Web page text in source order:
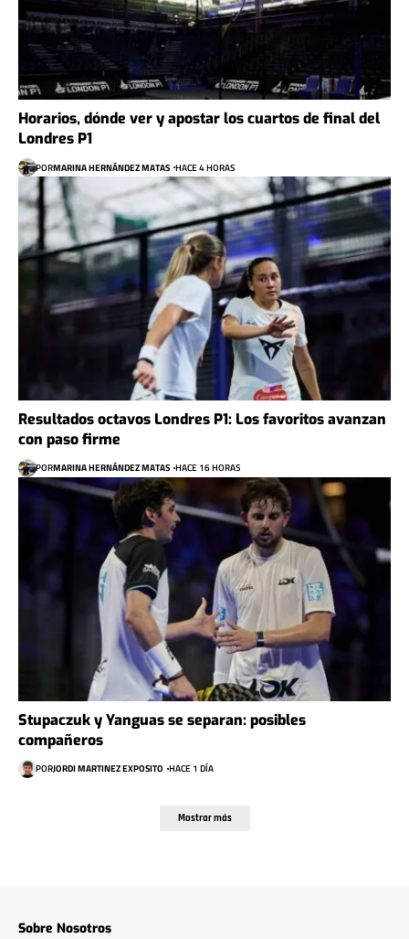
Horarios, dónde ver y apostar los cuartos de final del
Londres P1
PORMARINA HERNÁNDEZ MATAS HACE 4 HORAS
Resultados octavos Londres P1: Los favoritos avanzan
con paso firme
PORMARINA HERNÁNDEZ MATAS HACE 16 HORAS
Stupaczuk y Yanguas se separan: posibles
compañeros
PORJORDI MARTINEZ EXPOSITO HACE 1 DÍA
Mostrar más
Sobre Nosotros